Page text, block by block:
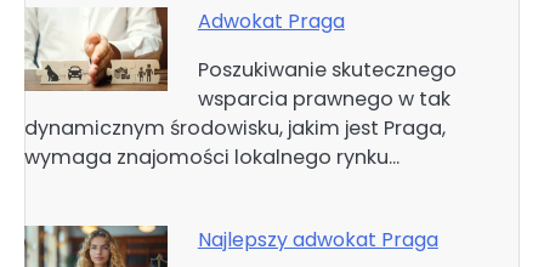
Adwokat Praga
Poszukiwanie skutecznego
wsparcia prawnego w tak
dynamicznym środowisku, jakim jest Praga,
wymaga znajomości lokalnego rynku…
Najlepszy adwokat Praga